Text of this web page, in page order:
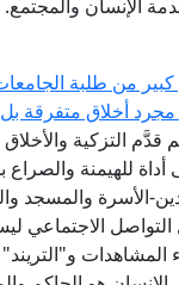
الإنسان والمجتمع.
من طلبة
أخلاق متفرقة بل
قدَّم التزكية
للهيمنة والصراع
الأسرة
الاجتماعي
المشاهدات